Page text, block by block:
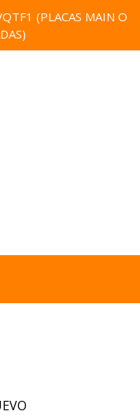
(PLACAS MAIN O